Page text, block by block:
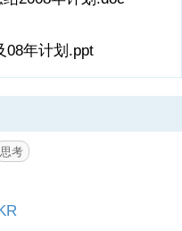
商务（22P）.pptx
策略.doc
结及2011年计划.ppt